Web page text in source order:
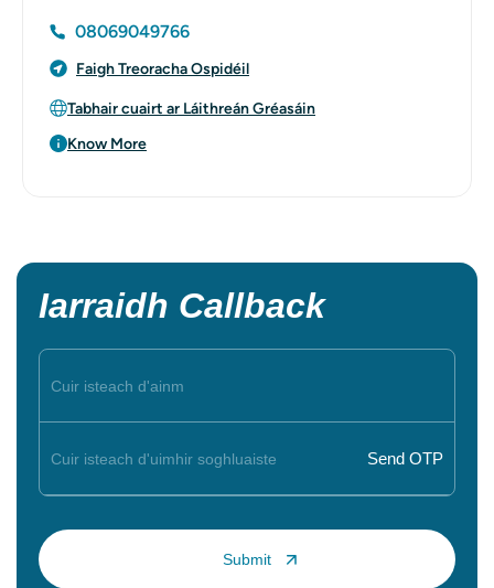
08069049766
Faigh Treoracha Ospidéil
Tabhair cuairt ar Láithreán Gréasáin
Know More
Iarraidh Callback